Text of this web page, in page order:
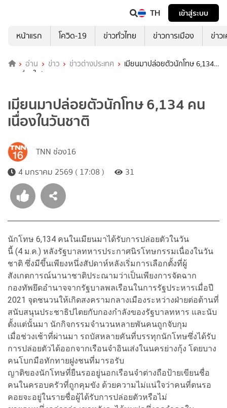
TH
เข้าสู่ระบบ
หน้าแรก
โควิด-19 ข่าวทั่วไทย ข่าวการเมือง ข่าว
อ่าน ข่าว ข่าวต่างประเทศ
เมียนมาปล่อยตัวนักโทษ 6,134
คน เนื่องในวันชาติ
เมียนมาปล่อยตัวนักโทษ 6,134 คน
เนื่องในวันชาติ
TNN ช่อง16
4 มกราคม 2569 ( 17:08 )
31
นักโทษ 6,134 คนในเมียนมาได้รับการปล่อยตัวในวัน
นี้ (4 ม.ค.) หลังรัฐบาลทหารประกาศนิรโทษกรรมเนื่องในวัน
ชาติ ซึ่งมีขึ้นเพียงหนึ่งสัปดาห์หลังเริ่มการเลือกตั้งที่ผู้
สังเกตการณ์นานาชาติประณามว่าเป็นเพียงการจัดฉาก
กองทัพยึดอำนาจจากรัฐบาลพลเรือนในการรัฐประหารเมื่อปี
2021 จุดชนวนให้เกิดสงครามกลางเมืองระหว่างฝ่ายต่อต้านที่
สนับสนุนประชาธิปไตยกับกองกำลังของรัฐบาลทหาร และนับ
ตั้งแต่นั้นมา นักกิจกรรมจำนวนหลายพันคนถูกจับกุม
เมื่อช่วงเช้าที่ผ่านมา รถบัสหลายคันที่บรรทุกนักโทษซึ่งได้รับ
การปล่อยตัวได้ออกจากเรือนจำอินเส่งในนครย่างกุ้ง โดยบาง
คนโบกมือทักทายฝูงชนที่มารอรับ
ญาติของนักโทษที่ยืนรออยู่นอกเรือนจำต่างถือป้ายเขียนชื่อ
คนในครอบครัวที่ถูกคุมขัง ด้วยความไม่แน่ใจว่าคนที่ตนรอ
คอยจะอยู่ในรายชื่อผู้ได้รับการปล่อยตัวหรือไม่